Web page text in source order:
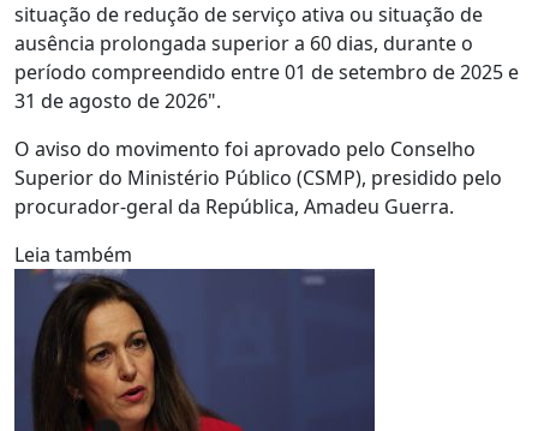
situação de redução de serviço ativa ou situação de
ausência prolongada superior a 60 dias, durante o
período compreendido entre 01 de setembro de 2025 e
31 de agosto de 2026".
O aviso do movimento foi aprovado pelo Conselho
Superior do Ministério Público (CSMP), presidido pelo
procurador-geral da República, Amadeu Guerra.
Leia também